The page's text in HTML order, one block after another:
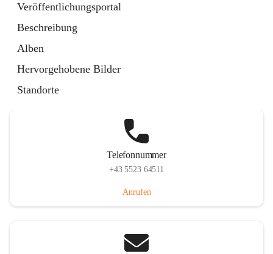
Veröffentlichungsportal
Beschreibung
Alben
Hervorgehobene Bilder
Standorte
Telefonnummer
+43 5523 64511
Anrufen